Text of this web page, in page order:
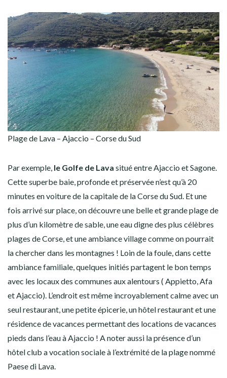
Plage de Lava – Ajaccio – Corse du Sud
Par exemple, le Golfe de Lava situé entre Ajaccio et Sagone.
Cette superbe baie, profonde et préservée n’est qu’à 20
minutes en voiture de la capitale de la Corse du Sud. Et une
fois arrivé sur place, on découvre une belle et grande plage de
plus d’un kilomètre de sable, une eau digne des plus célèbres
plages de Corse, et une ambiance village comme on pourrait
la chercher dans les montagnes ! Loin de la foule, dans cette
ambiance familiale, quelques initiés partagent le bon temps
avec les locaux des communes aux alentours ( Appietto, Afa
et Ajaccio). L’endroit est même incroyablement calme avec un
seul restaurant, une petite épicerie, un hôtel restaurant et une
résidence de vacances permettant des locations de vacances
pieds dans l’eau à Ajaccio ! A noter aussi la présence d’un
hôtel club a vocation sociale à l’extrémité de la plage nommé
Paese di Lava.